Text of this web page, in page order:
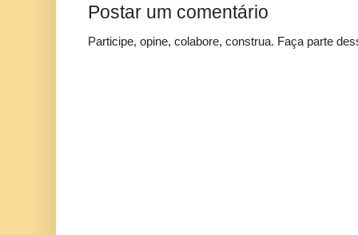
Postar um comentário
Participe, opine, colabore, construa. Faça parte